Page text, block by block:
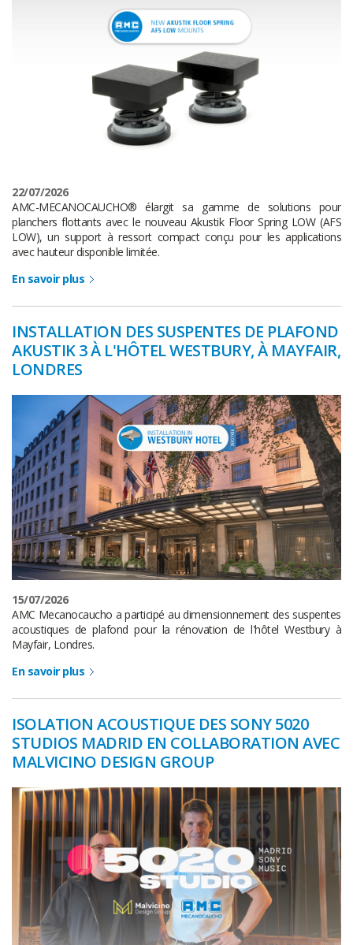
22/07/2026
AMC-MECANOCAUCHO® élargit sa gamme de solutions pour
planchers flottants avec le nouveau Akustik Floor Spring LOW (AFS
LOW), un support à ressort compact conçu pour les applications
avec hauteur disponible limitée.
En savoir plus
INSTALLATION DES SUSPENTES DE PLAFOND
AKUSTIK 3 À L'HÔTEL WESTBURY, À MAYFAIR,
LONDRES
15/07/2026
AMC Mecanocaucho a participé au dimensionnement des suspentes
acoustiques de plafond pour la rénovation de l'hôtel Westbury à
Mayfair, Londres.
En savoir plus
ISOLATION ACOUSTIQUE DES SONY 5020
STUDIOS MADRID EN COLLABORATION AVEC
MALVICINO DESIGN GROUP